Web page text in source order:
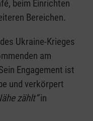
beim Einrichten
Bereichen.
Ukraine-Krieges
am
Engagement ist
und verkörpert
zählt“in